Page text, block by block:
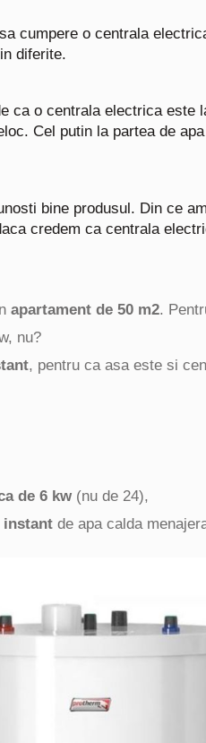
cumpere o centrala
diferite.
ca o centrala electrica este
Cel putin la partea de apa
bine produsul. Din ce am
credem ca centrala
apartament de 50 m2.
nu?
, pentru ca asa este si
de 6 kw (nu de 24),
instant de apa calda